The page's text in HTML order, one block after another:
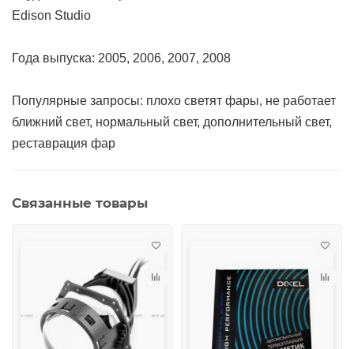
Edison Studio
Года выпуска: 2005, 2006, 2007, 2008
Популярные запросы: плохо светят фары, не работает
ближний свет, нормальный свет, дополнительный свет,
реставрация фар
Связанные товары